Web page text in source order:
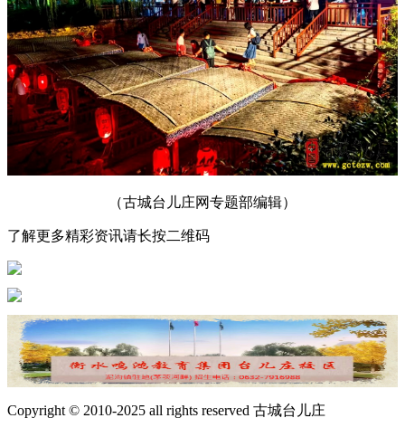
（古城台儿庄网专题部编辑）
了解更多精彩资讯请长按二维码
Copyright © 2010-2025 all rights reserved 古城台儿庄